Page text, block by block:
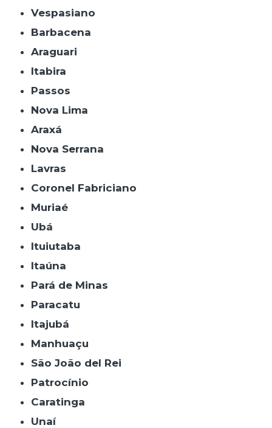
Vespasiano
Barbacena
Araguari
Itabira
Passos
Nova Lima
Araxá
Nova Serrana
Lavras
Coronel Fabriciano
Muriaé
Ubá
Ituiutaba
Itaúna
Pará de Minas
Paracatu
Itajubá
Manhuaçu
São João del Rei
Patrocínio
Caratinga
Unaí